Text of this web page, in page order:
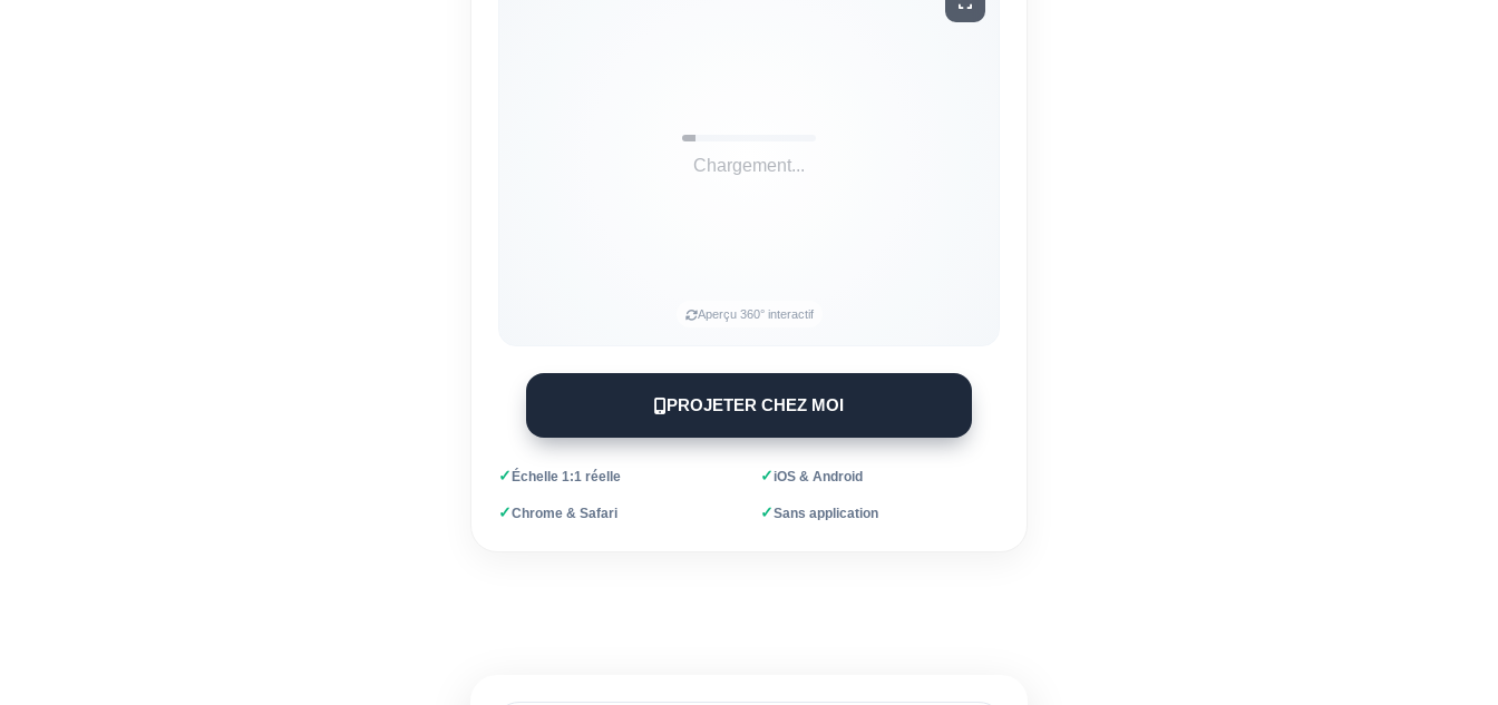
Aperçu 360° interactif
PROJETER CHEZ MOI
✓Échelle 1:1 réelle ✓iOS & Android
✓Chrome & Safari ✓Sans application